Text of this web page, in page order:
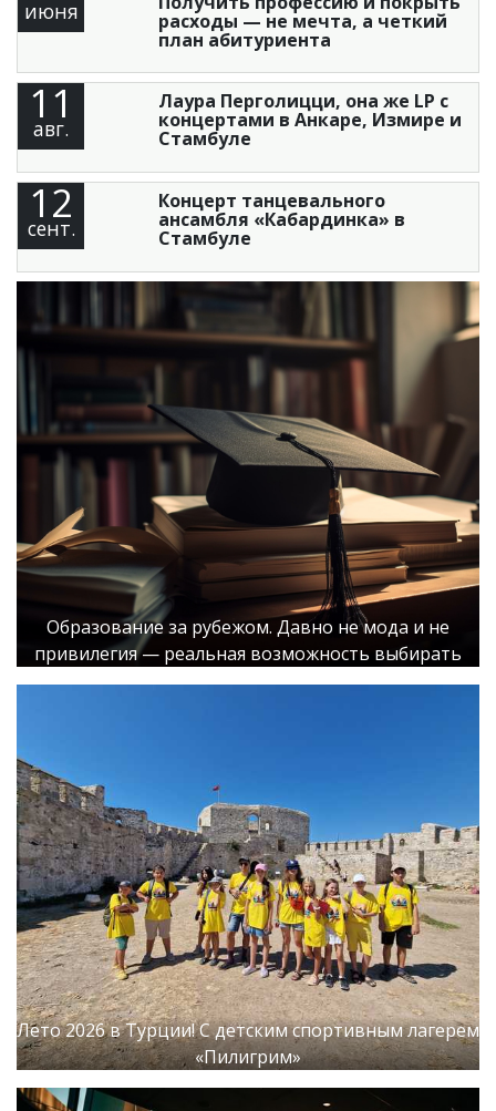
июня расходы — не мечта, а четкий
план абитуриента
11
авг.
Лаура Перголицци, она же LP с
концертами в Анкаре, Измире и
Стамбуле
12
сент.
Концерт танцевального
ансамбля «Кабардинка» в
Стамбуле
Образование за рубежом. Давно не мода и не
привилегия — реальная возможность выбирать
Лето 2026 в Турции! С детским спортивным лагерем
«Пилигрим»